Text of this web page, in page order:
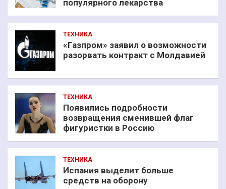
популярного лекарства
ТЕХНИКА
«Газпром» заявил о возможности
разорвать контракт с Молдавией
ТЕХНИКА
Появились подробности
возвращения сменившей флаг
фигуристки в Россию
ТЕХНИКА
Испания выделит больше
средств на оборону